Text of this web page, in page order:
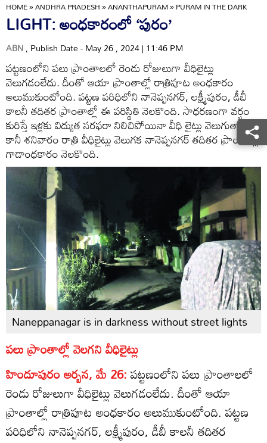
HOME»ANDHRA PRADESH»ANANTHAPURAM»PURAM IN THE DARK
LIGHT: అంధకారంలో ‘పురం’
ABN, Publish Date - May 26 , 2024 | 11:46 PM
పట్టణంలోని పలు ప్రాంతాలలో రెండు రోజులుగా వీధిలైట్లు
వెలుగడంలేదు. దీంతో ఆయా ప్రాంతాల్లో రాత్రిపూట అంధకారం
అలుముకుంటోంది. పట్టణ పరిధిలోని నానెప్పనగర్‌, లక్ష్మీపురం, డీబీ
కాలనీ తదితర ప్రాంతాల్లో ఈ పరిస్థితి నెలకొంది. సాధరణంగా వర్షం
కురిస్తే ఇళ్లకు విద్యుత సరఫరా నిలిచిపోయినా వీధి లైట్లు వెలుగుతాయి.
కానీ శనివారం రాత్రి వీధిలైట్లు వెలుగక నానెప్పనగర్‌ తదితర ప్రాంతాల్లో
గాడాంధకారం నెలకొంది.
Naneppanagar is in darkness without street lights
పలు ప్రాంతాల్లో వెలగని వీధిలైట్లు
హిందూపురం అర్బన, మే 26:పట్టణంలోని పలు ప్రాంతాలలో
రెండు రోజులుగా వీధిలైట్లు వెలుగడంలేదు. దీంతో ఆయా
ప్రాంతాల్లో రాత్రిపూట అంధకారం అలుముకుంటోంది. పట్టణ
పరిధిలోని నానెప్పనగర్‌, లక్ష్మీపురం, డీబీ కాలనీ తదితర